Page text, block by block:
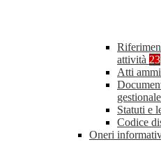
attività 23
Atti
gestionale
Statuti e
Codice
Oneri